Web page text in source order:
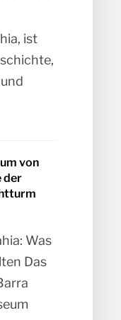
ist
von
der
Was
Das